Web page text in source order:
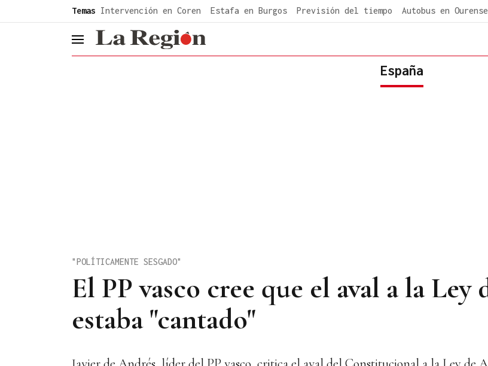
Temas Intervención en Coren Estafa en Burgos Previsión del tiempo Autobus en Ourense
header.menu.open
España
El PP vasco cree que el aval a la
estaba "cantado"
"POLÍTICAMENTE SESGADO"